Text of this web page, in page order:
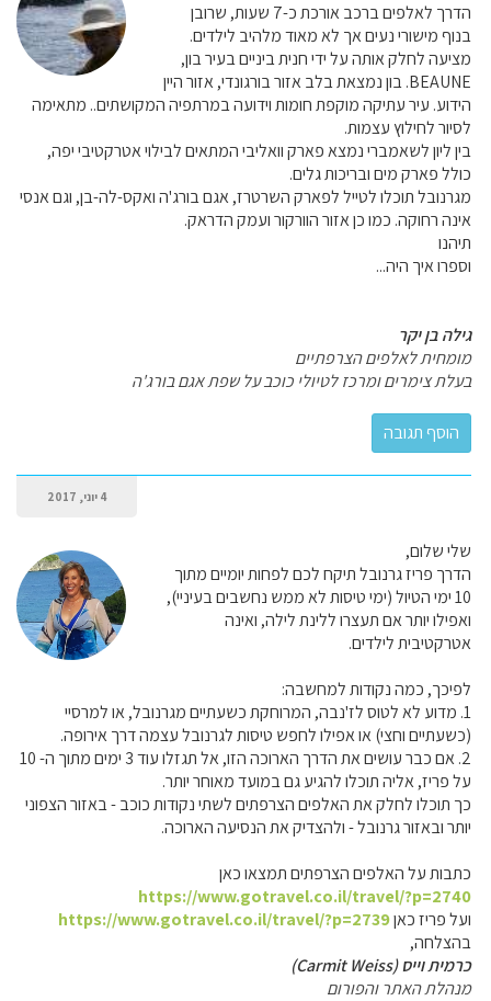
הדרך לאלפים ברכב אורכת כ-7 שעות, שרובן
בנוף מישורי נעים אך לא מאוד מלהיב לילדים.
מציעה לחלק אותה על ידי חנית ביניים בעיר בון,
BEAUNE. בון נמצאת בלב אזור בורגונדי, אזור היין
הידוע. עיר עתיקה מוקפת חומות וידועה במרתפיה המקושתים.. מתאימה
לסיור לחילוץ עצמות.
בין ליון לשאמברי נמצא פארק וואליבי המתאים לבילוי אטרקטיבי יפה,
כולל פארק מים ובריכות גלים.
מגרנובל תוכלו לטייל לפארק השרטרז, אגם בורג'ה ואקס-לה-בן, וגם אנסי
אינה רחוקה. כמו כן אזור הוורקור ועמק הדראק.
תיהנו
וספרו איך היה...
גילה בן יקר
מומחית לאלפים הצרפתיים
בעלת צימרים ומרכז לטיולי כוכב על שפת אגם בורג'ה
4 יוני, 2017
שלי שלום,
הדרך פריז גרנובל תיקח לכם לפחות יומיים מתוך
10 ימי הטיול (ימי טיסות לא ממש נחשבים בעיניי),
ואפילו יותר אם תעצרו ללינת לילה, ואינה
אטרקטיבית לילדים.
לפיכך, כמה נקודות למחשבה:
1. מדוע לא לטוס לז'נבה, המרוחקת כשעתיים מגרנובל, או למרסיי
(כשעתיים וחצי) או אפילו לחפש טיסות לגרנובל עצמה דרך אירופה.
2. אם כבר עושים את הדרך הארוכה הזו, אל תגזלו עוד 3 ימים מתוך ה- 10
על פריז, אליה תוכלו להגיע גם במועד מאוחר יותר.
כך תוכלו לחלק את האלפים הצרפתים לשתי נקודות כוכב - באזור הצפוני
יותר ובאזור גרנובל - ולהצדיק את הנסיעה הארוכה.
כתבות על האלפים הצרפתים תמצאו כאן
https://www.gotravel.co.il/travel/?p=2740
ועל פריז כאןhttps://www.gotravel.co.il/travel/?p=2739
בהצלחה,
כרמית וייס (Carmit Weiss)
מנהלת האתר והפורום